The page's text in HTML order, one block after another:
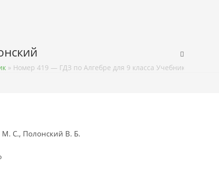
» Номер 419 — ГДЗ по Алгебре для 9 класса Учебник
С., Полонский В. Б.